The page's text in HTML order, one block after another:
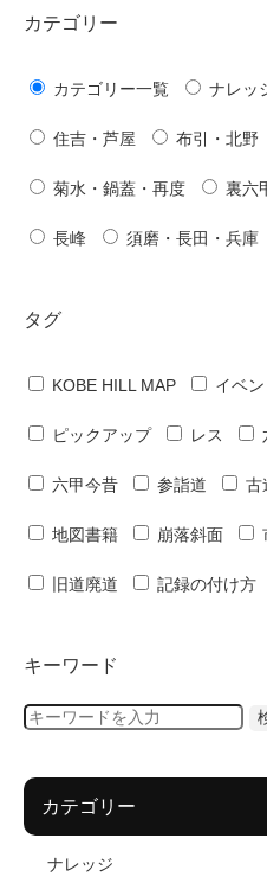
カテゴリー
カテゴリー一覧 ナレッ
住吉・芦屋 布引・北野
菊水・鍋蓋・再度 裏六
長峰 須磨・長田・兵庫
タグ
KOBE HILL MAP イベン
ピックアップ レス
六甲今昔 参詣道 古
地図書籍 崩落斜面
旧道廃道 記録の付け方
キーワード
カテゴリー
ナレッジ